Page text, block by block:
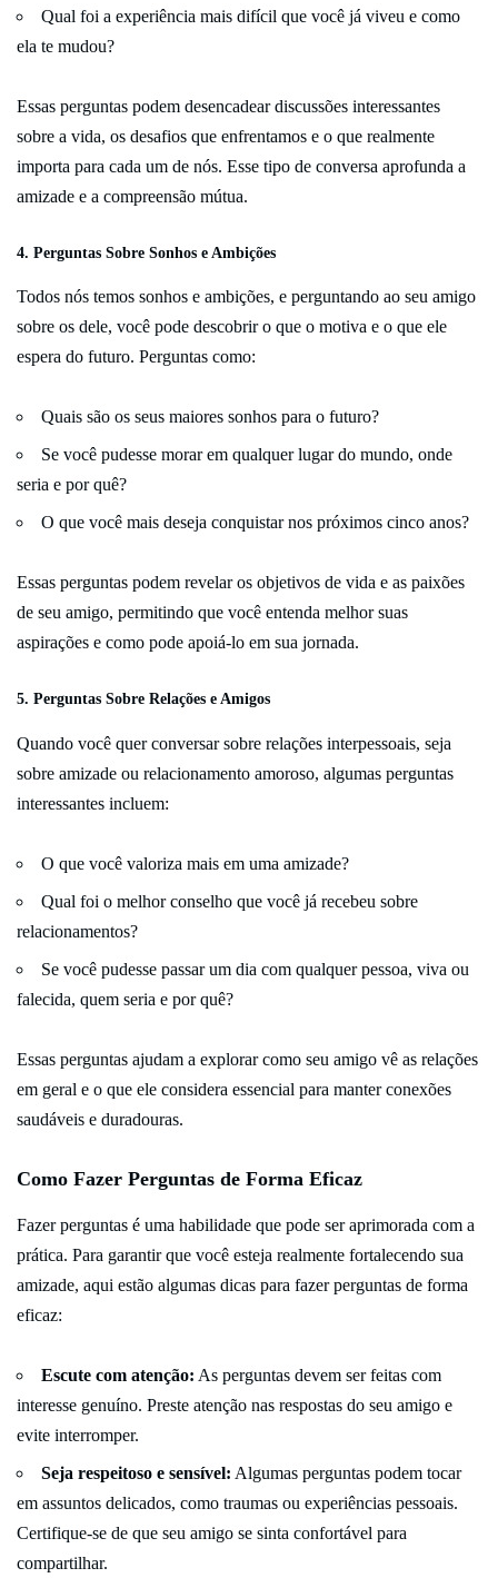
Qual foi a experiência mais difícil que você já viveu e como
ela te mudou?
Essas perguntas podem desencadear discussões interessantes
sobre a vida, os desafios que enfrentamos e o que realmente
importa para cada um de nós. Esse tipo de conversa aprofunda a
amizade e a compreensão mútua.
4. Perguntas Sobre Sonhos e Ambições
Todos nós temos sonhos e ambições, e perguntando ao seu amigo
sobre os dele, você pode descobrir o que o motiva e o que ele
espera do futuro. Perguntas como:
Quais são os seus maiores sonhos para o futuro?
Se você pudesse morar em qualquer lugar do mundo, onde
seria e por quê?
O que você mais deseja conquistar nos próximos cinco anos?
Essas perguntas podem revelar os objetivos de vida e as paixões
de seu amigo, permitindo que você entenda melhor suas
aspirações e como pode apoiá-lo em sua jornada.
5. Perguntas Sobre Relações e Amigos
Quando você quer conversar sobre relações interpessoais, seja
sobre amizade ou relacionamento amoroso, algumas perguntas
interessantes incluem:
O que você valoriza mais em uma amizade?
Qual foi o melhor conselho que você já recebeu sobre
relacionamentos?
Se você pudesse passar um dia com qualquer pessoa, viva ou
falecida, quem seria e por quê?
Essas perguntas ajudam a explorar como seu amigo vê as relações
em geral e o que ele considera essencial para manter conexões
saudáveis e duradouras.
Como Fazer Perguntas de Forma Eficaz
Fazer perguntas é uma habilidade que pode ser aprimorada com a
prática. Para garantir que você esteja realmente fortalecendo sua
amizade, aqui estão algumas dicas para fazer perguntas de forma
eficaz:
Escute com atenção: As perguntas devem ser feitas com
interesse genuíno. Preste atenção nas respostas do seu amigo e
evite interromper.
Seja respeitoso e sensível: Algumas perguntas podem tocar
em assuntos delicados, como traumas ou experiências pessoais.
Certifique-se de que seu amigo se sinta confortável para
compartilhar.